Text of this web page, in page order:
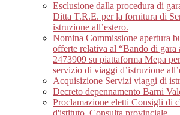
Esclusione dalla procedura di
Ditta T.R.E. per la fornitura di
istruzione all’estero.
Nomina Commissione apertura
offerte relativa al “Bando di gara
2473909 su piattaforma Mepa
servizio di viaggi d’istruzione
Acquisizione Servizi viaggi di
Decreto depennamento Barni
Proclamazione eletti Consigli di